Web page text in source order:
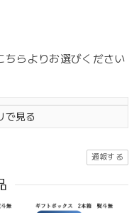
ちらよりお選びください
で見る
通報する